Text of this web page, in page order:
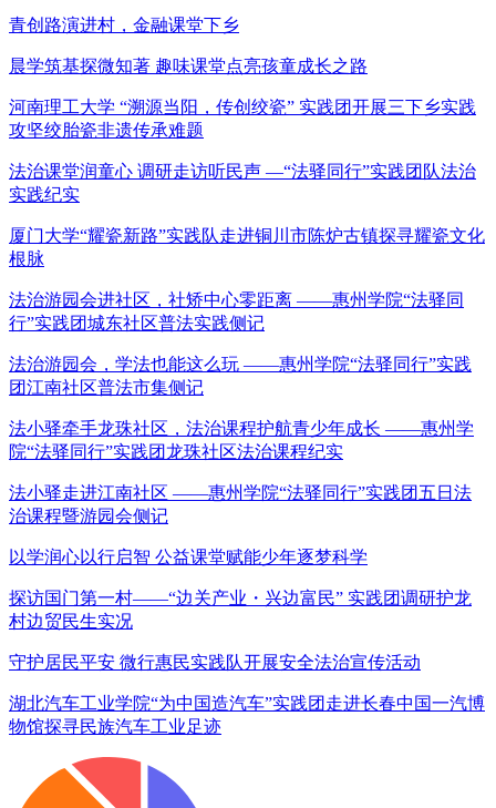
青创路演进村，金融课堂下乡
晨学筑基探微知著 趣味课堂点亮孩童成长之路
河南理工大学 “溯源当阳，传创绞瓷” 实践团开展三下乡实践
攻坚绞胎瓷非遗传承难题
法治课堂润童心 调研走访听民声 —“法驿同行”实践团队法治
实践纪实
厦门大学“耀瓷新路”实践队走进铜川市陈炉古镇探寻耀瓷文化
根脉
法治游园会进社区，社矫中心零距离 ——惠州学院“法驿同
行”实践团城东社区普法实践侧记
法治游园会，学法也能这么玩 ——惠州学院“法驿同行”实践
团江南社区普法市集侧记
法小驿牵手龙珠社区，法治课程护航青少年成长 ——惠州学
院“法驿同行”实践团龙珠社区法治课程纪实
法小驿走进江南社区 ——惠州学院“法驿同行”实践团五日法
治课程暨游园会侧记
以学润心以行启智 公益课堂赋能少年逐梦科学
探访国门第一村——“边关产业・兴边富民” 实践团调研护龙
村边贸民生实况
守护居民平安 微行惠民实践队开展安全法治宣传活动
湖北汽车工业学院“为中国造汽车”实践团走进长春中国一汽博
物馆探寻民族汽车工业足迹